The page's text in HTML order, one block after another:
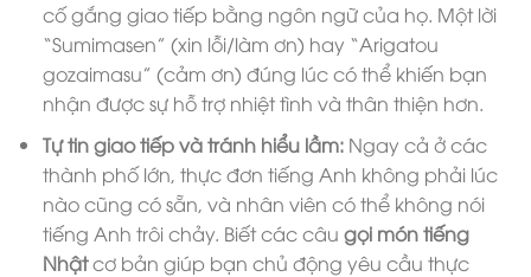
cố gắng giao tiếp bằng ngôn ngữ của họ. Một lời
“Sumimasen” (xin lỗi/làm ơn) hay “Arigatou
gozaimasu” (cảm ơn) đúng lúc có thể khiến bạn
nhận được sự hỗ trợ nhiệt tình và thân thiện hơn.
Tự tin giao tiếp và tránh hiểu lầm:Ngay cả ở các
thành phố lớn, thực đơn tiếng Anh không phải lúc
nào cũng có sẵn, và nhân viên có thể không nói
tiếng Anh trôi chảy. Biết các câu gọi món tiếng
Nhậtcơ bản giúp bạn chủ động yêu cầu thực